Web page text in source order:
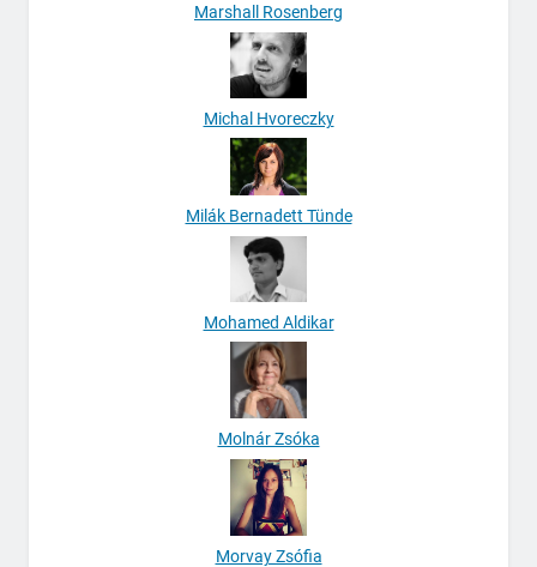
Marshall Rosenberg
Michal Hvoreczky
Milák Bernadett Tünde
Mohamed Aldikar
Molnár Zsóka
Morvay Zsófia